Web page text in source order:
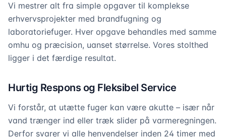
Vi mestrer alt fra simple opgaver til komplekse
erhvervsprojekter med brandfugning og
laboratoriefuger. Hver opgave behandles med samme
omhu og præcision, uanset størrelse. Vores stolthed
ligger i det færdige resultat.
Hurtig Respons og Fleksibel Service
Vi forstår, at utætte fuger kan være akutte – især når
vand trænger ind eller træk slider på varmeregningen.
Derfor svarer vi alle henvendelser inden 24 timer med